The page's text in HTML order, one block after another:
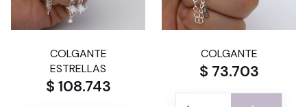
COLGANTE
ESTRELLAS
$ 108.743
COLGANTE
$ 73.703